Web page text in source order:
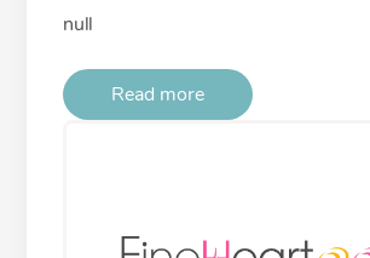
null
Read more